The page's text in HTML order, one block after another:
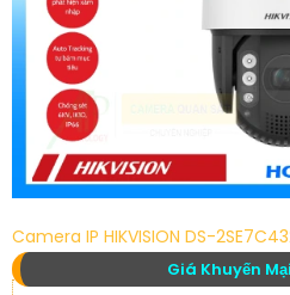
Camera IP HIKVISION DS-
Giá Khuyến